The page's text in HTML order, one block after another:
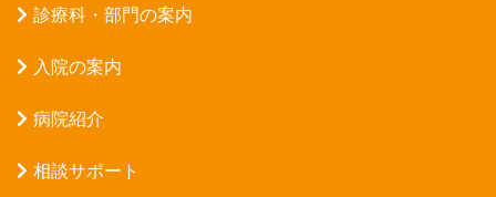
診療科・部門の案内
入院の案内
病院紹介
相談サポート